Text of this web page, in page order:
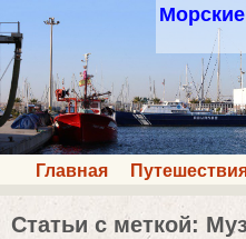
Главная
Статьи с меткой: